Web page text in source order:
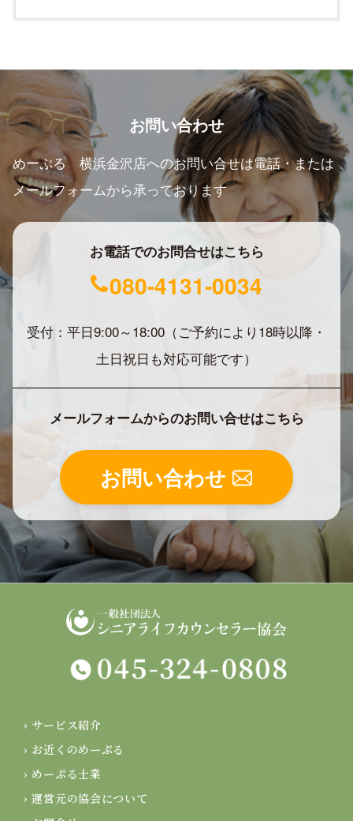
お問い合わせ
めーぷる 横浜金沢店へのお問い合せは電話・または
メールフォームから承っております
お電話でのお問合せはこちら
080-4131-0034
受付：平日9:00～18:00（ご予約により18時以降・
土日祝日も対応可能です）
メールフォームからのお問い合せはこちら
お問い合わせ
› サービス紹介
› お近くのめーぷる
› めーぷる士業
› 運営元の協会について